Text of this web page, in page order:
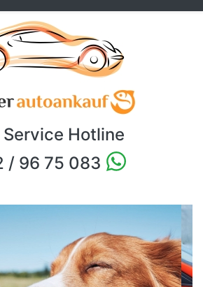
Hotline
/ 96 75 083